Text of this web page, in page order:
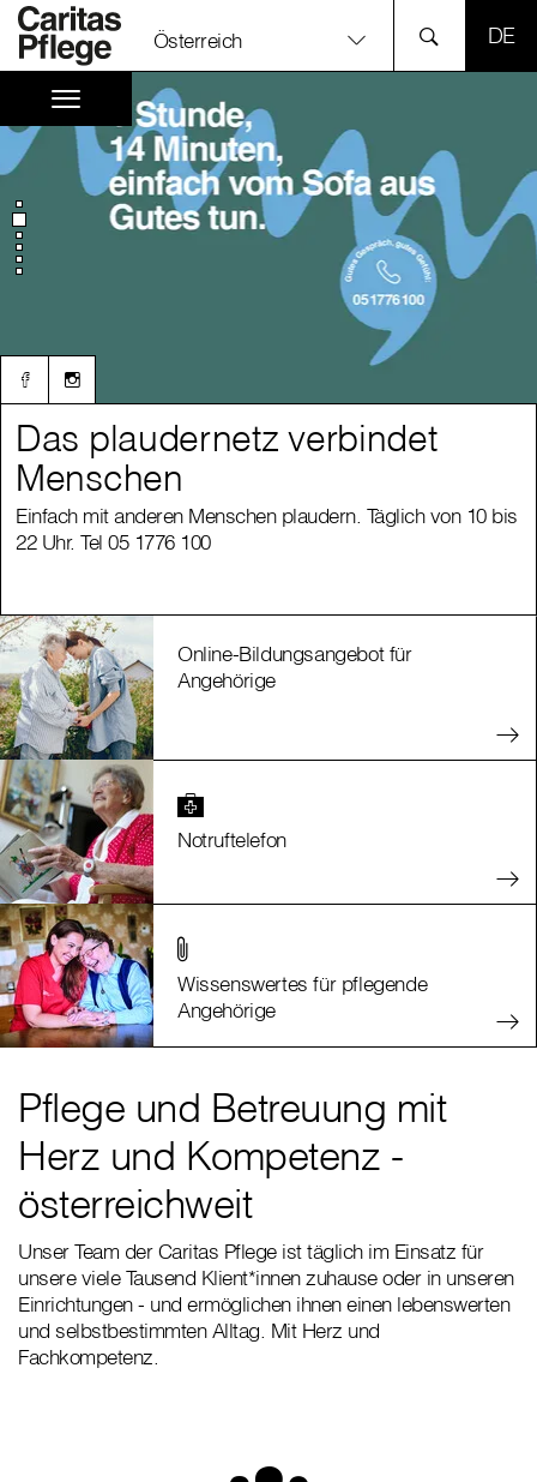
Österreich
Das plaudernetz verbindet
Menschen
Einfach mit anderen Menschen plaudern. Täglich von 10 bis
22 Uhr. Tel 05 1776 100
Das plaudernetz verbindet
Menschen
Einfach mit anderen Menschen plaudern. Täglich von 10 bis
22 Uhr. Tel 05 1776 100
Online-Bildungsangebot für
Angehörige
Notruftelefon
Wissenswertes für pflegende
Angehörige
Pflege und Betreuung mit
Herz und Kompetenz -
österreichweit
Unser Team der Caritas Pflege ist täglich im Einsatz für
unsere viele Tausend Klient*innen zuhause oder in unseren
Einrichtungen - und ermöglichen ihnen einen lebenswerten
und selbstbestimmten Alltag. Mit Herz und
Fachkompetenz.